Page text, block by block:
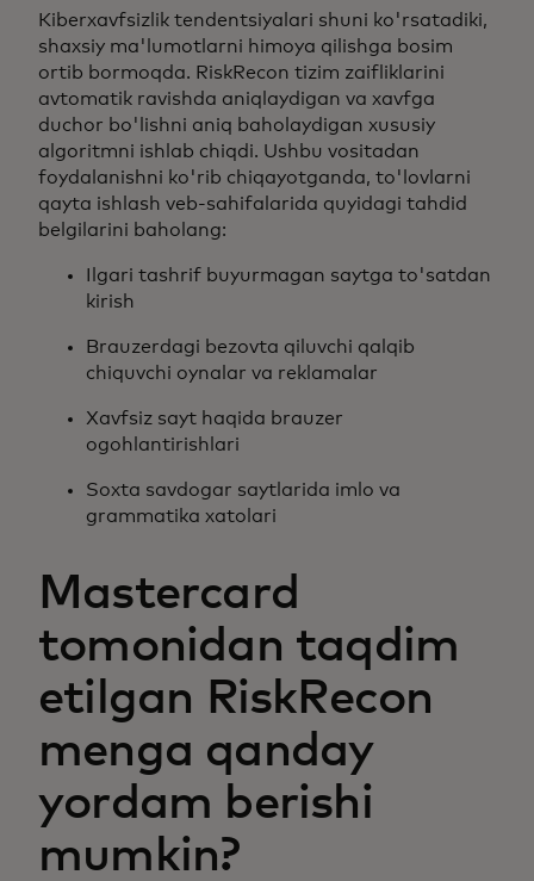
Kiberxavfsizlik tendentsiyalari shuni ko'rsatadiki,
shaxsiy ma'lumotlarni himoya qilishga bosim
ortib bormoqda. RiskRecon tizim zaifliklarini
avtomatik ravishda aniqlaydigan va xavfga
duchor bo'lishni aniq baholaydigan xususiy
algoritmni ishlab chiqdi. Ushbu vositadan
foydalanishni ko'rib chiqayotganda, to'lovlarni
qayta ishlash veb-sahifalarida quyidagi tahdid
belgilarini baholang:
Ilgari tashrif buyurmagan saytga to'satdan
kirish
Brauzerdagi bezovta qiluvchi qalqib
chiquvchi oynalar va reklamalar
Xavfsiz sayt haqida brauzer
ogohlantirishlari
Soxta savdogar saytlarida imlo va
grammatika xatolari
Mastercard
tomonidan taqdim
etilgan RiskRecon
menga qanday
yordam berishi
mumkin?